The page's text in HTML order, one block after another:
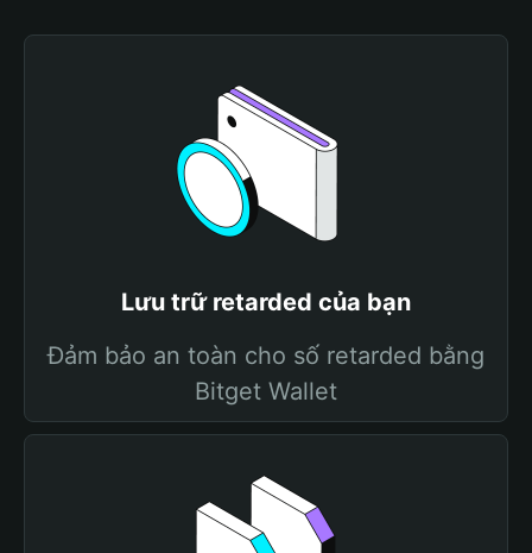
Lưu trữ retarded của bạn
Đảm bảo an toàn cho số retarded bằng
Bitget Wallet